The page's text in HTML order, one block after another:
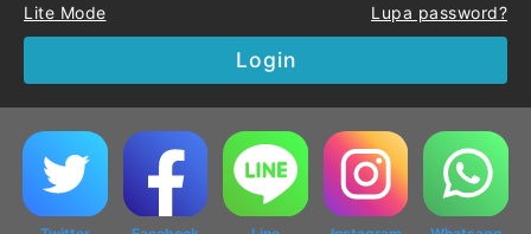
Lite Mode Lupa password?
Login